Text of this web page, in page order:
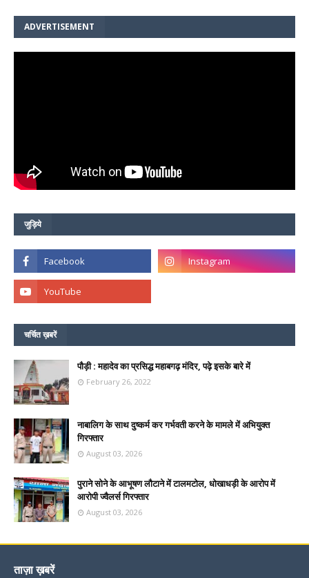
ADVERTISEMENT
जुड़िये
चर्चित ख़बरें
पौड़ी : महादेव का प्रसिद्ध महाबगढ़ मंदिर, पढ़े इसके बारे में
February 26, 2022
नाबालिग के साथ दुष्कर्म कर गर्भवती करने के मामले में अभियुक्त
गिरफ्तार
August 03, 2026
पुराने सोने के आभूषण लौटाने में टालमटोल, धोखाधड़ी के आरोप में
आरोपी ज्वैलर्स गिरफ्तार
August 03, 2026
ताज़ा ख़बरें